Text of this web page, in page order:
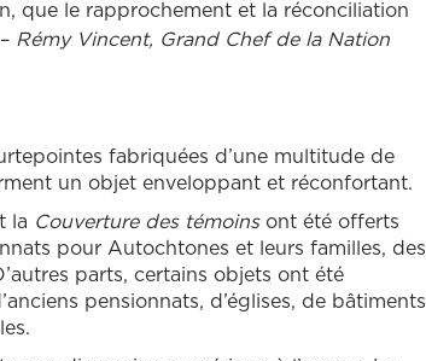
que le rapprochement et la réconciliation
Rémy Vincent, Grand Chef de la Nation
fabriquées d’une multitude de
un objet enveloppant et réconfortant.
la Couverture des témoinsont été offerts
pour Autochtones et leurs familles, des
parts, certains objets ont été
pensionnats, d’églises, de bâtiments